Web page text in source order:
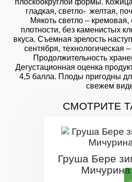
плоскоокруглой формы.
гладкая, светло- желтая,
Мякоть светло – кремовая,
плотности, без каменистых
вкуса. Съемная зрелость
сентября, технологическая
Продолжительность
Дегустационная оценка
4,5 балла. Плоды пригодны
свежем
СМОТРИТЕ
Груша Бере
Мичурина